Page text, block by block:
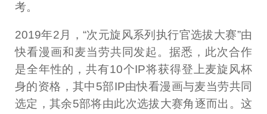
考。
2019年2月，“次元旋风系列执行官选拔大赛”由
快看漫画和麦当劳共同发起。据悉，此次合作
是全年性的，共有10个IP将获得登上麦旋风杯
身的资格，其中5部IP由快看漫画与麦当劳共同
选定，其余5部将由此次选拔大赛角逐而出。这